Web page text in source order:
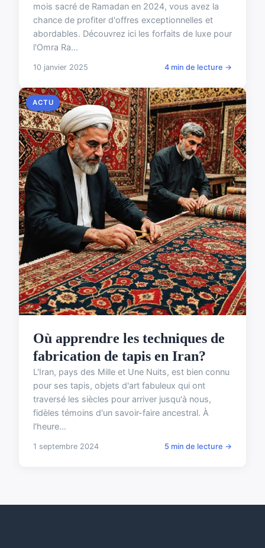
mois sacré de Ramadan en 2024, vous avez la
chance de profiter d'offres exceptionnelles et
abordables. Découvrez ici les forfaits de luxe pour
l'Omra Ra...
10 janvier 2025 4 min de lecture →
ACTU
Où apprendre les techniques de
fabrication de tapis en Iran?
L'Iran, pays des Mille et Une Nuits, est bien connu
pour ses tapis, objets d'art fabuleux qui ont
traversé les siècles pour arriver jusqu'à nous,
fidèles témoins d'un savoir-faire ancestral. À
l'heure...
1 septembre 2024 5 min de lecture →